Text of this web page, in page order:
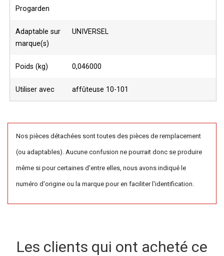
Progarden
Adaptable sur
marque(s)
UNIVERSEL
Poids (kg) 0,046000
Utiliser avec affûteuse 10-101
Nos pièces détachées sont toutes des pièces de remplacement
(ou adaptables). Aucune confusion ne pourrait donc se produire
même si pour certaines d'entre elles, nous avons indiqué le
numéro d'origine ou la marque pour en faciliter l'identification.
Les clients qui ont acheté ce